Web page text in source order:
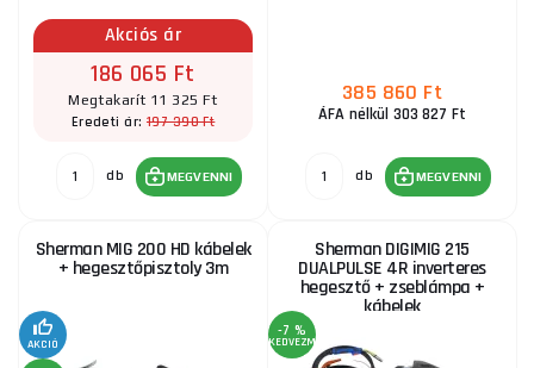
KOWAX GeniMig®240DP LCD KÉSZLET + Pisztoly +
Sisak + Szelep + Váz + Teljes argonpalack +
Sprayszóró + 5 kg-os drót + Kábelek
RAKTÁRON ks 484 060 Ft
KITin 3000 Multi MIG Synergic V2
RAKTÁRON MEGVENNI 445 015 Ft
Akciós ár
186 065 Ft
Megtakarít 11 325 Ft
Eredeti ár: 197 390 Ft
db MEGVENNI
385 860 Ft
ÁFA nélkül 303 827 Ft
db MEGVENNI
Sherman MIG 200 HD kábelek
+ hegesztőpisztoly 3m
AKCIÓ
Sherman DIGIMIG 215
DUALPULSE 4R inverteres
hegesztő + zseblámpa +
kábelek
-7 %
KEDVEZMÉNY